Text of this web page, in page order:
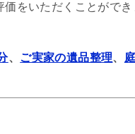
をいただくことができ
、 ご実家の遺品整理、